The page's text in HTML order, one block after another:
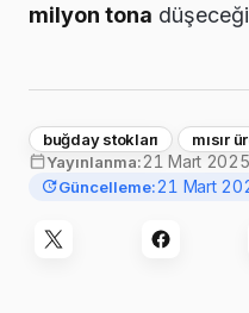
milyon tona
buğday stokları mısır
Yayınlanma:21 Mart
Güncelleme:21 Mart